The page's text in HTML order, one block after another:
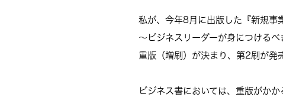
私が、今年8月に出版した『新規事
～ビジネスリーダーが身につけるべ
重版（増刷）が決まり、第2刷が発
ビジネス書においては、重版がかか